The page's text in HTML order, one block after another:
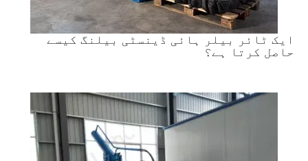
ایک ٹائر بیلر ہائی ڈینسٹی بیلنگ کیسے
حاصل کرتا ہے؟